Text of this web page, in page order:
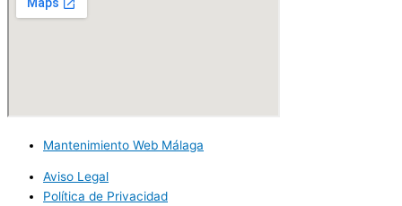
Mantenimiento Web Málaga
Aviso Legal
Política de Privacidad